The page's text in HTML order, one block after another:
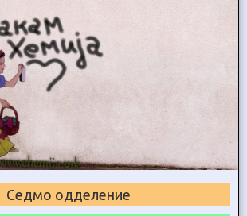
Седмо одделение